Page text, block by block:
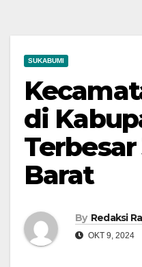
SUKABUMI
di
Barat
By Redaksi
OKT 9, 2024